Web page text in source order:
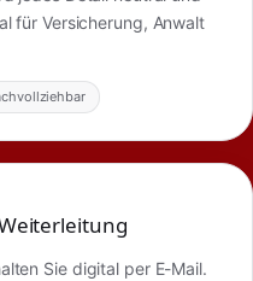
für Versicherung, Anwalt
Sie digital per E-Mail.